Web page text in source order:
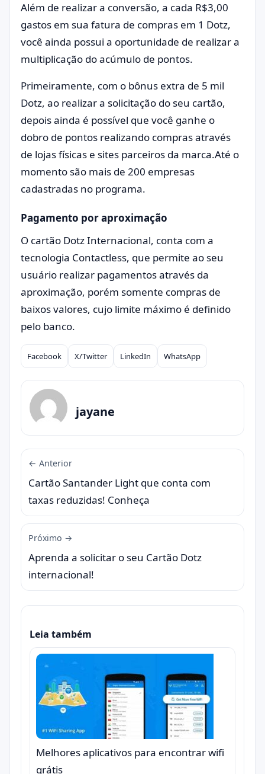
Além de realizar a conversão, a cada R$3,00
gastos em sua fatura de compras em 1 Dotz,
você ainda possui a oportunidade de realizar a
multiplicação do acúmulo de pontos.
Primeiramente, com o bônus extra de 5 mil
Dotz, ao realizar a solicitação do seu cartão,
depois ainda é possível que você ganhe o
dobro de pontos realizando compras através
de lojas físicas e sites parceiros da marca.Até o
momento são mais de 200 empresas
cadastradas no programa.
Pagamento por aproximação
O cartão Dotz Internacional, conta com a
tecnologia Contactless, que permite ao seu
usuário realizar pagamentos através da
aproximação, porém somente compras de
baixos valores, cujo limite máximo é definido
pelo banco.
Compartilhar
Facebook X/Twitter LinkedIn WhatsApp
jayane
← Anterior
Cartão Santander Light que conta com
taxas reduzidas! Conheça
Próximo →
Aprenda a solicitar o seu Cartão Dotz
internacional!
Leia também
Melhores aplicativos para encontrar wifi
grátis